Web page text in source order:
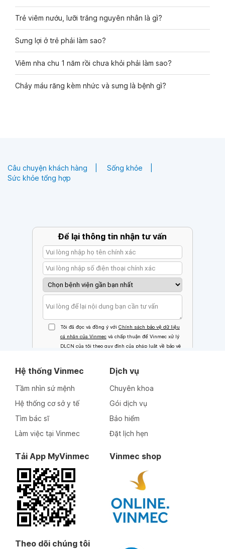
Trẻ viêm nướu, lưỡi trắng nguyên nhân là gì?
Sưng lợi ở trẻ phải làm sao?
Viêm nha chu 1 năm rồi chưa khỏi phải làm sao?
Chảy máu răng kèm nhức và sưng là bệnh gì?
Câu chuyện khách hàng
Sống khỏe
Sức khỏe tổng hợp
Hệ thống Vinmec
Tầm nhìn sứ mệnh
Hệ thống cơ sở y tế
Tìm bác sĩ
Làm việc tại Vinmec
Dịch vụ
Chuyên khoa
Gói dịch vụ
Bảo hiểm
Đặt lịch hẹn
Tải App MyVinmec Vinmec shop
Theo dõi chúng tôi